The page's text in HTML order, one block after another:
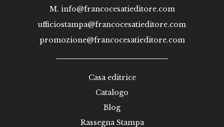
M. info@francocesatieditore.com
ufficiostampa@francocesatieditore.com
promozione@francocesatieditore.com
Casa editrice
Catalogo
Blog
Rassegna Stampa